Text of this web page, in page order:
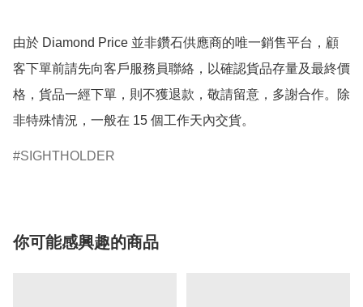
由於 Diamond Price 並非鑽石供應商的唯一銷售平台，顧
客下單前請先向客戶服務員聯絡，以確認貨品存量及最終價
格，貨品一經下單，則不獲退款，敬請留意，多謝合作。除
非特殊情況，一般在 15 個工作天內交貨。
SIGHTHOLDER
你可能感興趣的商品